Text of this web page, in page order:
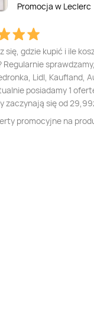
Promocja w Leclerc
się, gdzie kupić i ile
Regularnie
Lidl, Kaufland,
posiadamy 1
zaczynają się od
promocyjne na